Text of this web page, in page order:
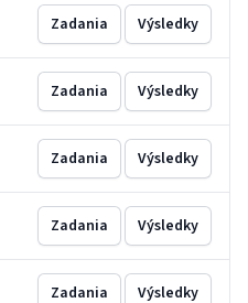
Zadania Výsledky
Zadania Výsledky
Zadania Výsledky
Zadania Výsledky
Zadania Výsledky